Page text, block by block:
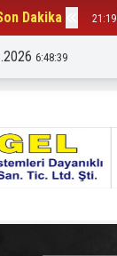
Dakika 21:19
6:48:42